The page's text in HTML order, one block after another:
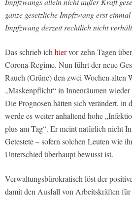
ganze gesetzliche Impfzwang erst
Impfzwang derzeit rechtlich nicht
Das schrieb ichhiervor zehn Tagen
Corona-Regime. Nun führt der neue
Rauch (Grüne) den zwei Wochen alten
„Maskenpflicht“ in Innenräumen
Die Prognosen hätten sich verändert, in
werde es weiter anhaltend hohe
plus am Tag“. Er meint natürlich nicht
Getestete – sofern solchen Leuten wie
Unterschied überhaupt bewusst ist.
Verwaltungsbürokratisch löst der
damit den Ausfall von Arbeitskräften